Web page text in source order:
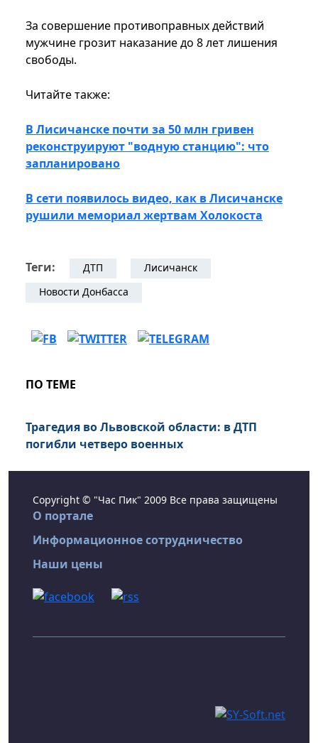
За совершение противоправных действий
мужчине грозит наказание до 8 лет лишения
свободы.
Читайте также:
В Лисичанске почти за 50 млн гривен
реконструируют "водную станцию": что
запланировано
В сети появилось видео, как в Лисичанске
рушили мемориал жертвам Холокоста
Теги: ДТП
Лисичанск
Новости Донбасса
ПО ТЕМЕ
Трагедия во Львовской области: в ДТП
погибли четверо военных
Copyright © "Час Пик" 2009 Все права защищены
О портале
Информационное сотрудничество
Наши цены